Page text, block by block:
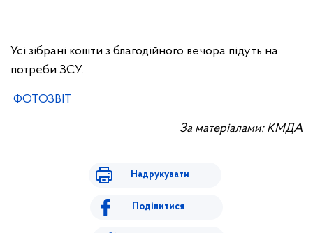
Усі зібрані кошти з благодійного вечора підуть на
потреби ЗСУ.
ФОТОЗВІТ
За матеріалами: КМДА
Надрукувати
Поділитися